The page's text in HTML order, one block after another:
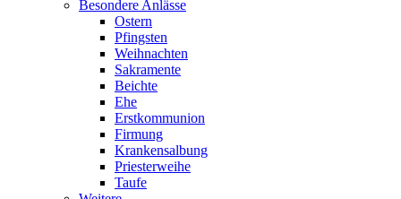
Besondere Anlässe
Ostern
Pfingsten
Weihnachten
Sakramente
Beichte
Ehe
Erstkommunion
Firmung
Krankensalbung
Priesterweihe
Taufe